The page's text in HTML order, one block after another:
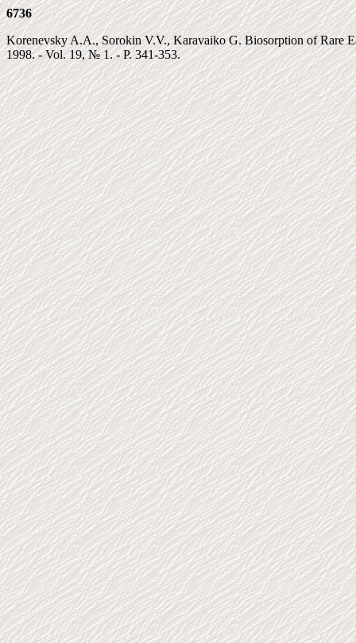
6736
Korenevsky A.A., Sorokin V.V., Karavaiko G. Biosorption of Rare
1998. - Vol. 19, № 1. - P. 341-353.